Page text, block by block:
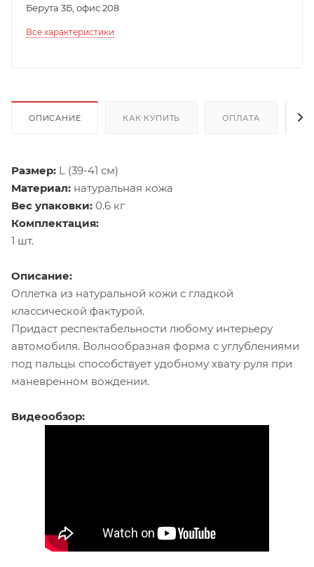
Берута 3Б, офис 208
Все характеристики
ОПИСАНИЕ КАК КУПИТЬ ОПЛАТА
Размер: L (39-41 см)
Материал: натуральная кожа
Вес упаковки: 0.6 кг
Комплектация:
1 шт.
Описание:
Оплетка из натуральной кожи с гладкой
классической фактурой.
Придаст респектабельности любому интерьеру
автомобиля. Волнообразная форма с углублениями
под пальцы способствует удобному хвату руля при
маневренном вождении.
Видеообзор: